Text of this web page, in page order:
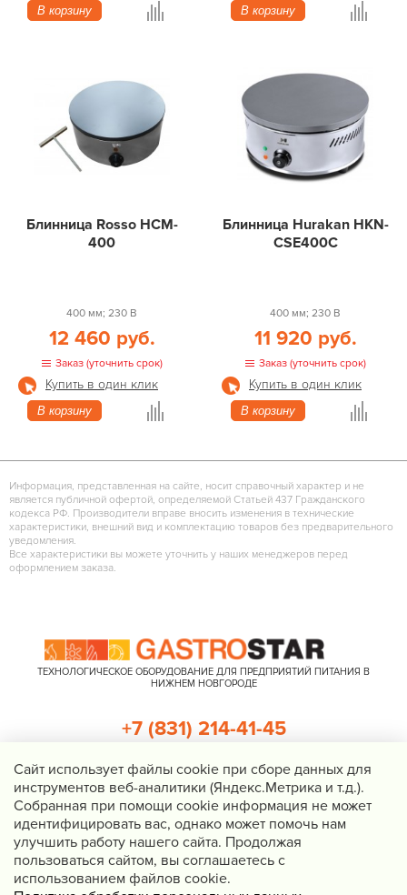
В корзину В корзину
Блинница Rosso HCM-
400
400 мм; 230 В
12 460 руб.
Заказ (уточнить срок)
Купить в один клик
В корзину
Блинница Hurakan HKN-
CSE400C
400 мм; 230 В
11 920 руб.
Заказ (уточнить срок)
Купить в один клик
В корзину
Информация, представленная на сайте, носит справочный характер и не
является публичной офертой, определяемой Статьей 437 Гражданского
кодекса РФ. Производители вправе вносить изменения в технические
характеристики, внешний вид и комплектацию товаров без предварительного
уведомления.
Все характеристики вы можете уточнить у наших менеджеров перед
оформлением заказа.
ТЕХНОЛОГИЧЕСКОЕ ОБОРУДОВАНИЕ ДЛЯ ПРЕДПРИЯТИЙ ПИТАНИЯ В
НИЖНЕМ НОВГОРОДЕ
Нижний Новгород, Казанское шоссе, д. 4, корп. 3, пом. 1
info@gastrostar.ru
Политика конфиденциальности
+7 (831) 214-41-45
Перезвоните мне
Cайт использует файлы cookie при сборе данных для
инструментов веб-аналитики (Яндекс.Метрика и т.д.).
Собранная при помощи cookie информация не может
идентифицировать вас, однако может помочь нам
улучшить работу нашего сайта. Продолжая
пользоваться сайтом, вы соглашаетесь с
использованием файлов cookie.